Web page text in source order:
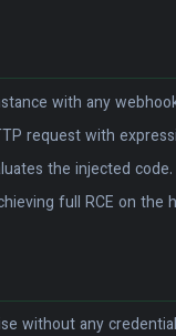
with any
request with
the injected code.
full RCE on the
without any